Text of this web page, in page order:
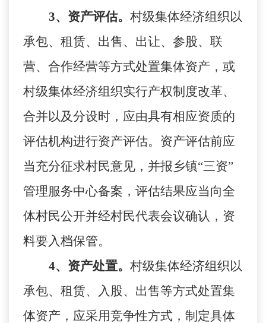
3、资产评估。 村级集体经济组织以
承包、租赁、出售、出让、参股、联
营、合作经营等方式处置集体资产，或
村级集体经济组织实行产权制度改革、
合并以及分设时，应由具有相应资质的
评估机构进行资产评估。资产评估前应
当充分征求村民意见，并报乡镇“三资”
管理服务中心备案，评估结果应当向全
体村民公开并经村民代表会议确认，资
料要入档保管。
4、资产处置。 村级集体经济组织以
承包、租赁、入股、出售等方式处置集
体资产，应采用竞争性方式，制定具体